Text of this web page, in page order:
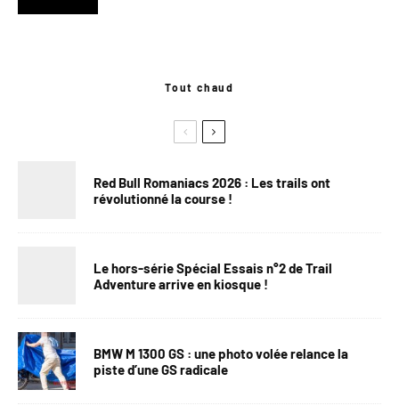
Tout chaud
Red Bull Romaniacs 2026 : Les trails ont
révolutionné la course !
Le hors-série Spécial Essais n°2 de Trail
Adventure arrive en kiosque !
BMW M 1300 GS : une photo volée relance la
piste d’une GS radicale